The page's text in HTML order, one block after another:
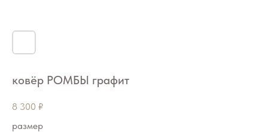
ковёр РОМБЫ графит
8 300 ₽
размер